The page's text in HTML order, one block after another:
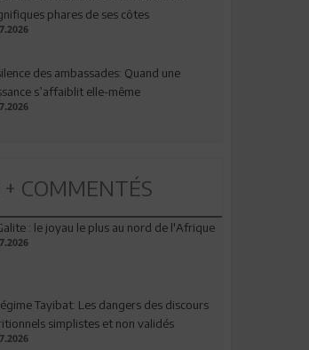
phares de ses côtes
des ambassades: Quand une
s’affaiblit elle-même
+ COMMENTÉS
: le joyau le plus au nord de l'Afrique
Tayibat: Les dangers des discours
simplistes et non validés